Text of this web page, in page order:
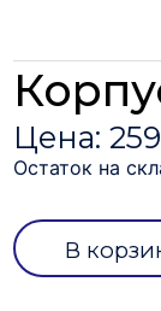
Цена:
Остаток на
В